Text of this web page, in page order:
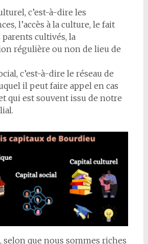
c’est-à-dire les
l’accès à la culture, le fait
parents cultivés, la
régulière ou non de lieu de
c’est-à-dire le réseau de
il peut faire appel en cas
qui est souvent issu de notre
selon que nous sommes riches